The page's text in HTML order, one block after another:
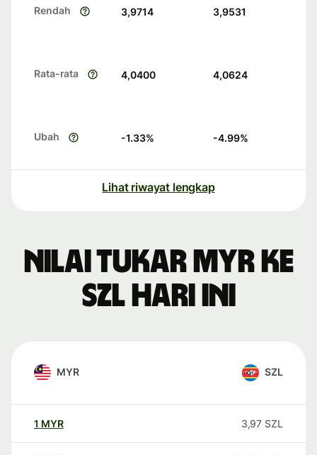
Rendah 3,9714 3,9531
Rata-rata 4,0400 4,0624
Ubah -1.33% -4.99%
Lihat riwayat lengkap
Nilai tukar MYR ke
SZL hari ini
MYR SZL
1 MYR 3,97 SZL